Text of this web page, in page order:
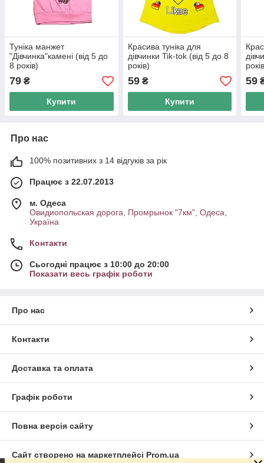
Туніка манжет
"Дівчинка"камені (від 5 до
8 років)
79 ₴
Купити
Красива туніка для
дівчинки Tik-tok (від 5 до 8
років)
59₴
Купити
59
Про нас
100% позитивних з 14 відгуків за рік
Працює з 22.07.2013
м. Одеса
Овидиопольская дорога, Промрынок "7км", Одеса,
Україна
Контакти
Сьогодні працює з 10:00 до 20:00
Показати весь графік роботи
Про нас
Контакти
Доставка та оплата
Графік роботи
Повна версія сайту
Сайт створено на маркетплейсі Prom.ua